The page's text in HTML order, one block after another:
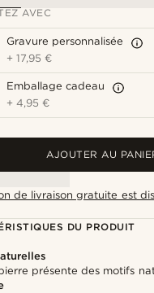
AVEC
Gravure personnalisée
+17,95 €
Emballage cadeau
+4,95 €
AJOUTER AU
de livraison gratuite est
DU PRODUIT
présente des motifs